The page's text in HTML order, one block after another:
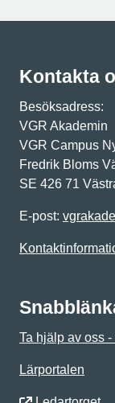
Kontakta
Besöksadress:
VGR Akademin
VGR Campus
Fredrik Bloms
SE 426 71
E-post:
Ta hjälp av oss
Lärportalen